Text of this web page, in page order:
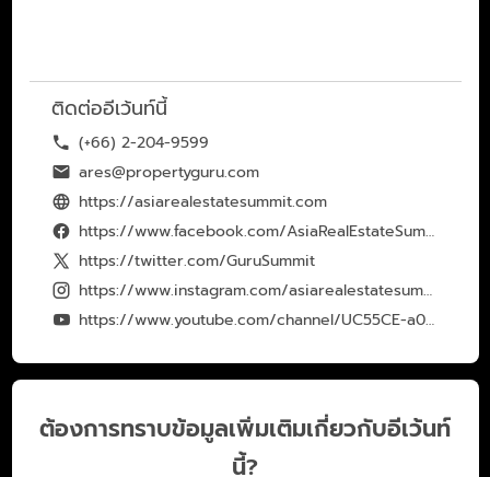
ติดต่ออีเว้นท์นี้
(+66) 2-204-9599
ares@propertyguru.com
https://asiarealestatesummit.com
https://www.facebook.com/AsiaRealEstateSummit
https://twitter.com/GuruSummit
https://www.instagram.com/asiarealestatesummit
https://www.youtube.com/channel/UC55CE-a0eWNxHmVgyicC36g/featured
ต้องการทราบข้อมูลเพิ่มเติมเกี่ยวกับอีเว้นท์
นี้?